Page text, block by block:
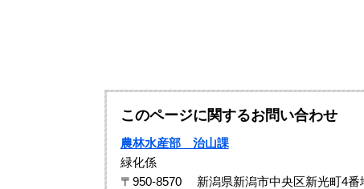
このページに関するお問い合わせ
農林水産部 治山課
緑化係
〒950-8570
新潟県新潟市中央区新光町4